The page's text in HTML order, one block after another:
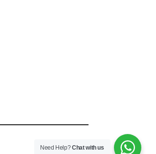
Need Help?Chat with us